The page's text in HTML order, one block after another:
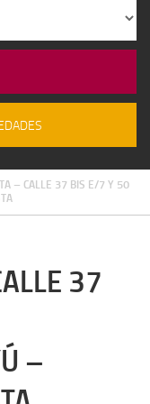
– CALLE 37 BIS E/7 Y 50
37
–